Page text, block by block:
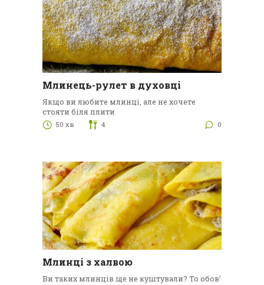
Млинець-рулет в духовці
Якщо ви любите млинці, але не хочете
стояти біля плити
50 хв 4 0
Млинці з халвою
Ви таких млинців ще не куштували? То обов’